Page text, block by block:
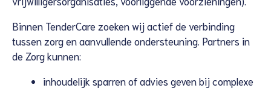
Binnen TenderCare zoeken wij actief de verbinding
tussen zorg en aanvullende ondersteuning. Partners in
de Zorg kunnen:
inhoudelijk sparren of advies geven bij complexe